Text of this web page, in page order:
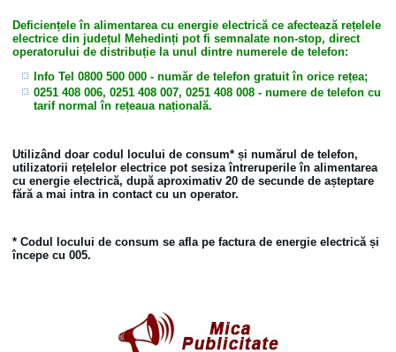
Deficiențele în alimentarea cu energie electrică ce afectează rețelele
electrice din județul Mehedinți pot fi semnalate non-stop, direct
operatorului de distribuție la unul dintre numerele de telefon:
Info Tel 0800 500 000- număr de telefon gratuit în orice rețea;
0251 408 006, 0251 408 007, 0251 408 008 - numere de telefon cu
tarif normal în rețeaua națională.
Utilizând doar codul locului de consum* și numărul de telefon,
utilizatorii rețelelor electrice pot sesiza întreruperile în alimentarea
cu energie electrică, după aproximativ 20 de secunde de așteptare
fără a mai intra in contact cu un operator.
* Codul locului de consum se afla pe factura de energie electrică și
începe cu 005.